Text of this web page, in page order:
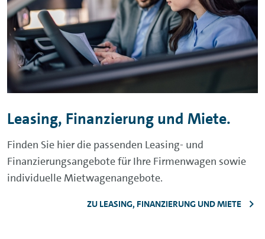
Leasing, Finanzierung und Miete.
Finden Sie hier die passenden Leasing- und
Finanzierungsangebote für Ihre Firmenwagen sowie
individuelle Mietwagenangebote.
ZU LEASING, FINANZIERUNG UND MIETE